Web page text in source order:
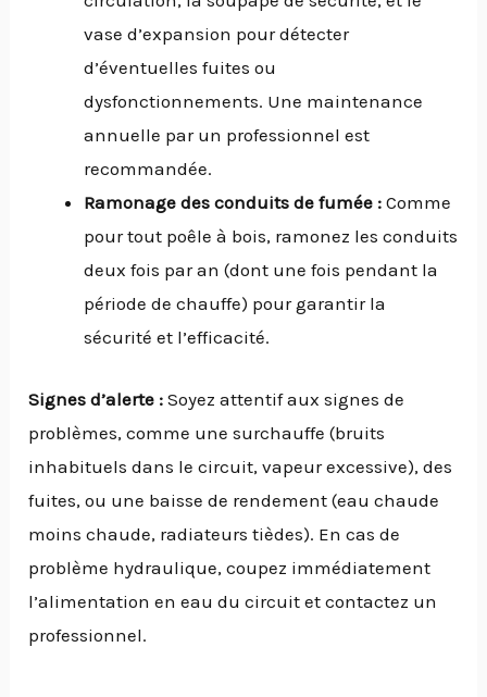
vase d’expansion pour détecter
d’éventuelles fuites ou
dysfonctionnements. Une maintenance
annuelle par un professionnel est
recommandée.
Ramonage des conduits de fumée : Comme
pour tout poêle à bois, ramonez les conduits
deux fois par an (dont une fois pendant la
période de chauffe) pour garantir la
sécurité et l’efficacité.
Signes d’alerte : Soyez attentif aux signes de
problèmes, comme une surchauffe (bruits
inhabituels dans le circuit, vapeur excessive), des
fuites, ou une baisse de rendement (eau chaude
moins chaude, radiateurs tièdes). En cas de
problème hydraulique, coupez immédiatement
l’alimentation en eau du circuit et contactez un
professionnel.